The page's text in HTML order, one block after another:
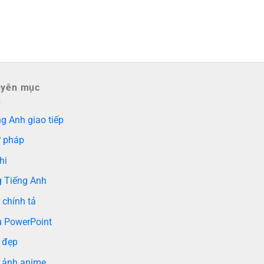
mục
Anh giao tiếp
pháp
Tiếng Anh
chính tả
PowerPoint
đẹp